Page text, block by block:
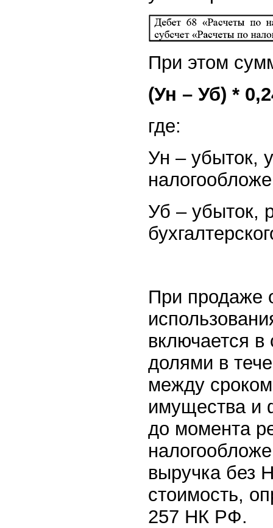
При этом
(Ун – Уб) *
где:
Ун – убыток,
Уб – убыток,
При продаже
включается
долями в
между сроком
имущества и
до момента
выручка без
стоимость,
257 НК РФ.